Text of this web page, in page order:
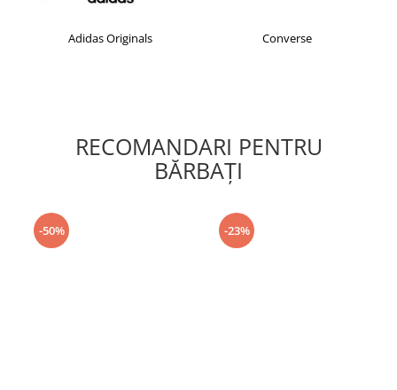
Adidas Originals Converse
RECOMANDARI PENTRU
BĂRBAŢI
-50% -23%